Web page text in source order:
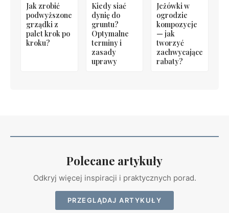
Jak zrobić
podwyższone
grządki z
palet krok po
kroku?
Kiedy siać
dynię do
gruntu?
Optymalne
terminy i
zasady
uprawy
Jeżówki w
ogrodzie
kompozycje
— jak
tworzyć
zachwycające
rabaty?
Polecane artykuły
Odkryj więcej inspiracji i praktycznych porad.
PRZEGLĄDAJ ARTYKUŁY